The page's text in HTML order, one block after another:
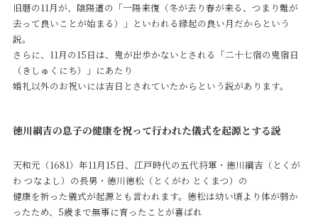
旧暦の11月が、陰陽道の「一陽来復（冬が去り春が来る、つまり難が
去って良いことが始まる）」といわれる縁起の良い月だからという
説。
さらに、11月の15日は、鬼が出歩かないとされる「二十七宿の鬼宿日
（きしゅくにち）」にあたり
婚礼以外のお祝いには吉日とされていたからという説があります。
徳川綱吉の息子の健康を祝って行われた儀式を起源とする説
天和元（1681）年11月15日、江戸時代の五代将軍・徳川綱吉（とくが
わ つなよし）の長男・徳川徳松（とくがわ とくまつ）の
健康を祈った儀式が起源とも言われます。徳松は幼い頃より体が弱か
ったため、5歳まで無事に育ったことが喜ばれ